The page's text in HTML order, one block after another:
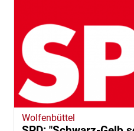
Wolfenbüttel